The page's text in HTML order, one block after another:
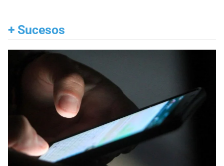
+ Sucesos